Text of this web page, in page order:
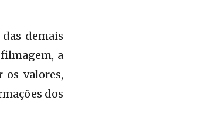
demais
a
valores,
dos